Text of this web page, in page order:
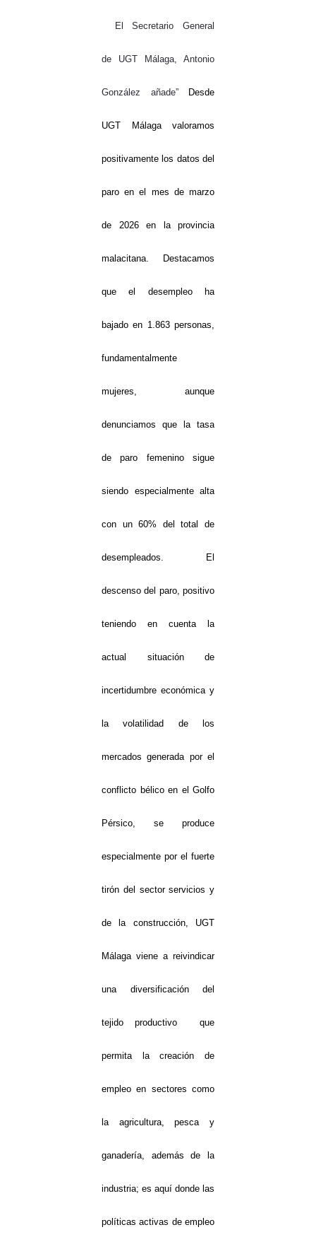
El Secretario General
de UGT Málaga, Antonio
González añade” Desde
UGT Málaga valoramos
positivamente los datos del
paro en el mes de marzo
de 2026 en la provincia
malacitana. Destacamos
que el desempleo ha
bajado en 1.863 personas,
fundamentalmente
mujeres, aunque
denunciamos que la tasa
de paro femenino sigue
siendo especialmente alta
con un 60% del total de
desempleados. El
descenso del paro, positivo
teniendo en cuenta la
actual situación de
incertidumbre económica y
la volatilidad de los
mercados generada por el
conflicto bélico en el Golfo
Pérsico, se produce
especialmente por el fuerte
tirón del sector servicios y
de la construcción, UGT
Málaga viene a reivindicar
una diversificación del
tejido productivo que
permita la creación de
empleo en sectores como
la agricultura, pesca y
ganadería, además de la
industria; es aquí donde las
políticas activas de empleo